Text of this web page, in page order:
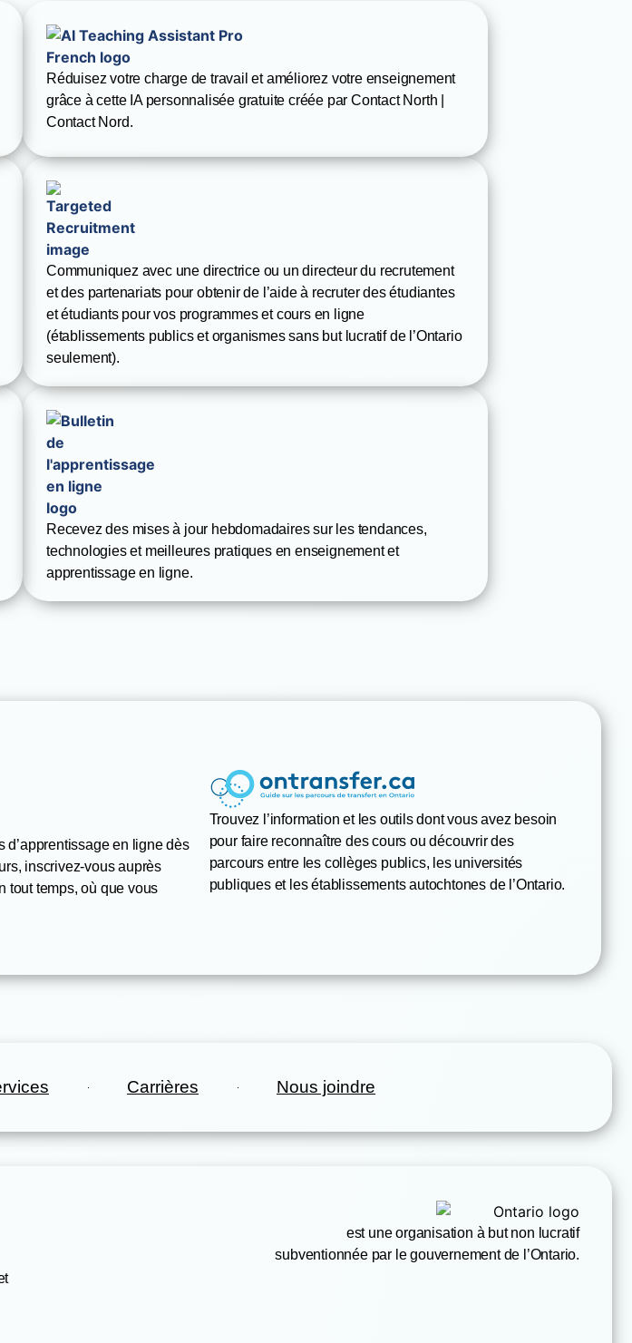
Réduisez votre charge de travail et améliorez votre enseignement
grâce à cette IA personnalisée gratuite créée par Contact North |
Contact Nord.
Communiquez avec une directrice ou un directeur du recrutement
et des partenariats pour obtenir de l’aide à recruter des étudiantes
et étudiants pour vos programmes et cours en ligne
(établissements publics et organismes sans but lucratif de l’Ontario
seulement).
Recevez des mises à jour hebdomadaires sur les tendances,
technologies et meilleures pratiques en enseignement et
apprentissage en ligne.
d’apprentissage en ligne dès
inscrivez-vous auprès
tout temps, où que vous
Trouvez l’information et les outils dont vous avez besoin
pour faire reconnaître des cours ou découvrir des
parcours entre les collèges publics, les universités
publiques et les établissements autochtones de l’Ontario.
Carrières Nous joindre
est une organisation à but non lucratif
subventionnée par le gouvernement de l’Ontario.